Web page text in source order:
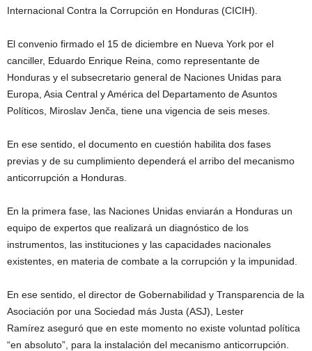
Internacional Contra la Corrupción en Honduras (CICIH).
El convenio firmado el 15 de diciembre en Nueva York por el
canciller, Eduardo Enrique Reina, como representante de
Honduras y el subsecretario general de Naciones Unidas para
Europa, Asia Central y América del Departamento de Asuntos
Políticos, Miroslav Jenča, tiene una vigencia de seis meses.
En ese sentido, el documento en cuestión habilita dos fases
previas y de su cumplimiento dependerá el arribo del mecanismo
anticorrupción a Honduras.
En la primera fase, las Naciones Unidas enviarán a Honduras un
equipo de expertos que realizará un diagnóstico de los
instrumentos, las instituciones y las capacidades nacionales
existentes, en materia de combate a la corrupción y la impunidad.
En ese sentido, el director de Gobernabilidad y Transparencia de la
Asociación por una Sociedad más Justa (ASJ), Lester
Ramírez aseguró que en este momento no existe voluntad política
“en absoluto”, para la instalación del mecanismo anticorrupción.